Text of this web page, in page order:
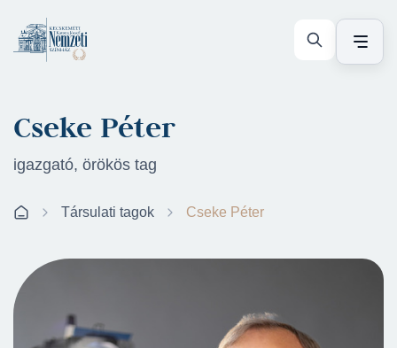
Cseke Péter
igazgató, örökös tag
Társulati tagok Cseke Péter